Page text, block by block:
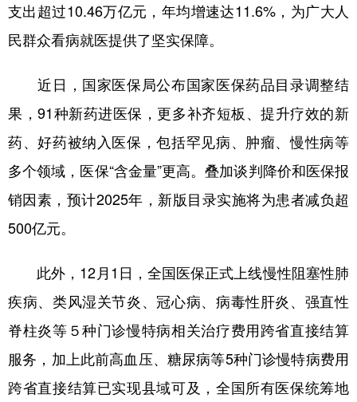
支出超过10.46万亿元，年均增速达11.6%，为广大人
民群众看病就医提供了坚实保障。
近日，国家医保局公布国家医保药品目录调整结
果，91种新药进医保，更多补齐短板、提升疗效的新
药、好药被纳入医保，包括罕见病、肿瘤、慢性病等
多个领域，医保“含金量”更高。叠加谈判降价和医保报
销因素，预计2025年，新版目录实施将为患者减负超
500亿元。
此外，12月1日，全国医保正式上线慢性阻塞性肺
疾病、类风湿关节炎、冠心病、病毒性肝炎、强直性
脊柱炎等５种门诊慢特病相关治疗费用跨省直接结算
服务，加上此前高血压、糖尿病等5种门诊慢特病费用
跨省直接结算已实现县域可及，全国所有医保统筹地